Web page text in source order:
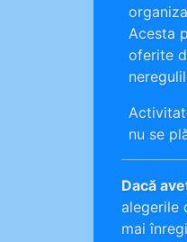
Acesta
oferite
nu se
Dacă
alegerile
mai